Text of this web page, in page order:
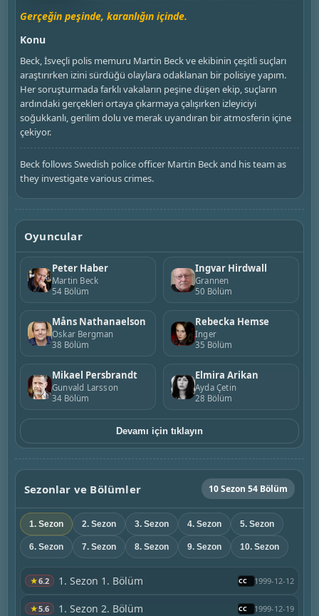
Gerçeğin peşinde, karanlığın içinde.
Konu
Beck, İsveçli polis memuru Martin Beck ve ekibinin çeşitli suçları
araştırırken izini sürdüğü olaylara odaklanan bir polisiye yapım.
Her soruşturmada farklı vakaların peşine düşen ekip, suçların
ardındaki gerçekleri ortaya çıkarmaya çalışırken izleyiciyi
soğukkanlı, gerilim dolu ve merak uyandıran bir atmosferin içine
çekiyor.
Beck follows Swedish police officer Martin Beck and his team as
they investigate various crimes.
Oyuncular
Peter Haber
Martin Beck
54 Bölüm
Ingvar Hirdwall
Grannen
50 Bölüm
Måns Nathanaelson
Oskar Bergman
38 Bölüm
Rebecka Hemse
Inger
35 Bölüm
Mikael Persbrandt
Gunvald Larsson
34 Bölüm
Elmira Arikan
Ayda Çetin
28 Bölüm
Devamı için tıklayın
Sezonlar ve Bölümler 10 Sezon 54 Bölüm
1. Sezon 2. Sezon 3. Sezon 4. Sezon 5. Sezon
6. Sezon 7. Sezon 8. Sezon 9. Sezon 10. Sezon
★6.2 1. Sezon 1. Bölüm 1999-12-12
★5.6 1. Sezon 2. Bölüm 1999-12-19